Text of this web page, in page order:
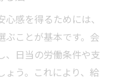
感を得るためには、
ぶことが基本です。会
、日当の労働条件や支
ょう。これにより、給